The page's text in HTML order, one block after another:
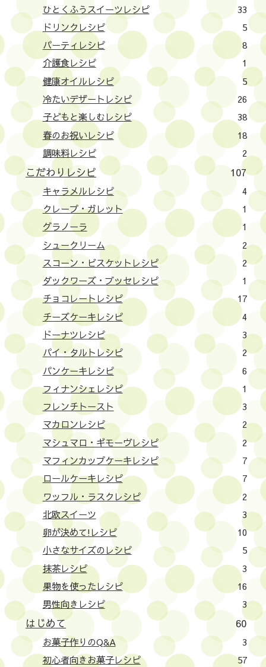
ひとくふうスイーツレシピ
33
ドリンクレシピ
5
パーティレシピ
8
介護食レシピ
1
健康オイルレシピ
5
冷たいデザートレシピ
26
子どもと楽しむレシピ
38
春のお祝いレシピ
18
調味料レシピ
2
こだわりレシピ 107
キャラメルレシピ
4
クレープ・ガレット
1
グラノーラ
1
シュークリーム
2
スコーン・ビスケットレシピ
2
ダックワーズ・ブッセレシピ
1
チョコレートレシピ
17
チーズケーキレシピ
4
ドーナツレシピ
3
パイ・タルトレシピ
2
パンケーキレシピ
6
フィナンシェレシピ
1
フレンチトースト
3
マカロンレシピ
2
マシュマロ・ギモーヴレシピ
2
マフィンカップケーキレシピ
7
ロールケーキレシピ
7
ワッフル・ラスクレシピ
2
北欧スイーツ
3
卵が決めて!レシピ
10
小さなサイズのレシピ
5
抹茶レシピ
3
果物を使ったレシピ
16
男性向きレシピ
3
はじめて 60
お菓子作りのQ&A
3
初心者向きお菓子レシピ
57